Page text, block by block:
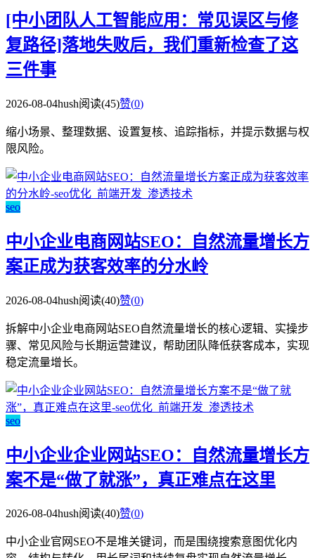
[中小团队人工智能应用：常见误区与修
复路径]落地失败后，我们重新检查了这
三件事
2026-08-04hush阅读(45)赞(0)
缩小场景、整理数据、设置复核、追踪指标，并提示数据与权
限风险。
seo
中小企业电商网站SEO：自然流量增长方
案正成为获客效率的分水岭
2026-08-04hush阅读(40)赞(0)
拆解中小企业电商网站SEO自然流量增长的核心逻辑、实操步
骤、常见风险与长期运营建议，帮助团队降低获客成本，实现
稳定流量增长。
seo
中小企业企业网站SEO：自然流量增长方
案不是“做了就涨”，真正难点在这里
2026-08-04hush阅读(40)赞(0)
中小企业官网SEO不是堆关键词，而是围绕搜索意图优化内